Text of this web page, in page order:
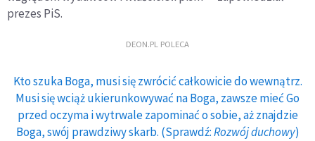
prezes PiS.
DEON.PL POLECA
Kto szuka Boga, musi się zwrócić całkowicie do wewnątrz.
Musi się wciąż ukierunkowywać na Boga, zawsze mieć Go
przed oczyma i wytrwale zapominać o sobie, aż znajdzie
Boga, swój prawdziwy skarb. (Sprawdź:Rozwój duchowy)